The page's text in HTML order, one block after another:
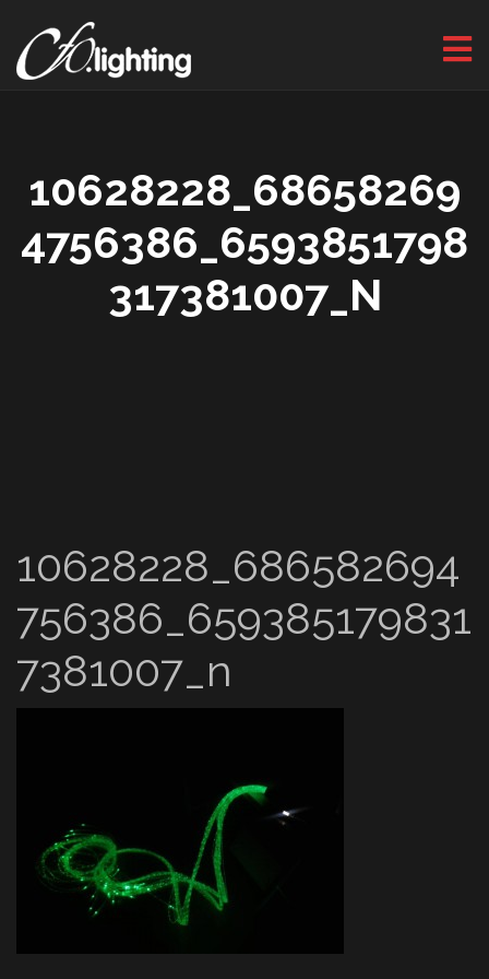
10628228_68658269
4756386_6593851798
317381007_N
10628228_686582694
756386_659385179831
7381007_n